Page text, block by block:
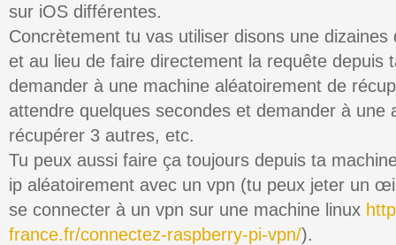
sur iOS différentes.
Concrètement tu vas utiliser disons une
et au lieu de faire directement la requête depuis
demander à une machine aléatoirement de
attendre quelques secondes et demander à une
récupérer 3 autres, etc.
Tu peux aussi faire ça toujours depuis ta
ip aléatoirement avec un vpn (tu peux jeter un
se connecter à un vpn sur une machine linux
france.fr/connectez-raspberry-pi-vpn/).